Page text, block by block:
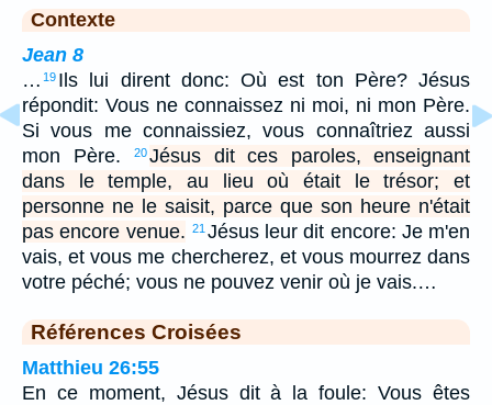
Contexte
Jean 8
… 19 Ils lui dirent donc: Où est ton Père? Jésus
répondit: Vous ne connaissez ni moi, ni mon Père.
Si vous me connaissiez, vous connaîtriez aussi
mon Père.
20Jésus dit ces paroles, enseignant
dans le temple, au lieu où était le trésor; et
personne ne le saisit, parce que son heure n'était
pas encore venue. 21 Jésus leur dit encore: Je m'en
vais, et vous me chercherez, et vous mourrez dans
votre péché; vous ne pouvez venir où je vais.…
Références Croisées
Matthieu 26:55
En ce moment, Jésus dit à la foule: Vous êtes